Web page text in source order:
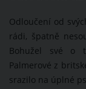
Odloučení od
rádi, špatně
Bohužel své o
Palmerové z
srazilo na úplné